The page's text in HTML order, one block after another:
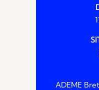
ADEME